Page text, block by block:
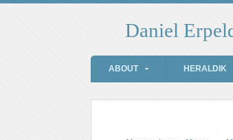
Daniel
ABOUT HERALDIK